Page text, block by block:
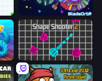
BladeOrbit.io
Shape Shooter 2